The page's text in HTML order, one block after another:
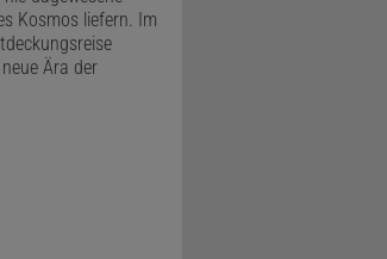
Kosmos liefern. Im
Ära der